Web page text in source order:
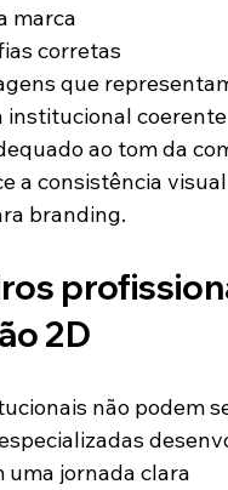
marca
corretas
que
institucional coerente
ao tom da
a consistência
branding.
2D
não podem
uma jornada clara